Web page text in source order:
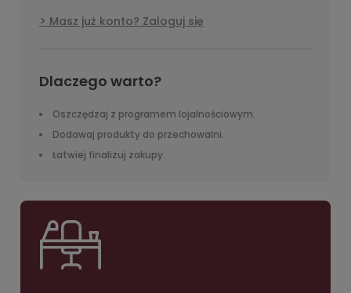
Masz już konto? Zaloguj się
Dlaczego warto?
Oszczędzaj z programem lojalnościowym.
Dodawaj produkty do przechowalni.
Łatwiej finalizuj zakupy.